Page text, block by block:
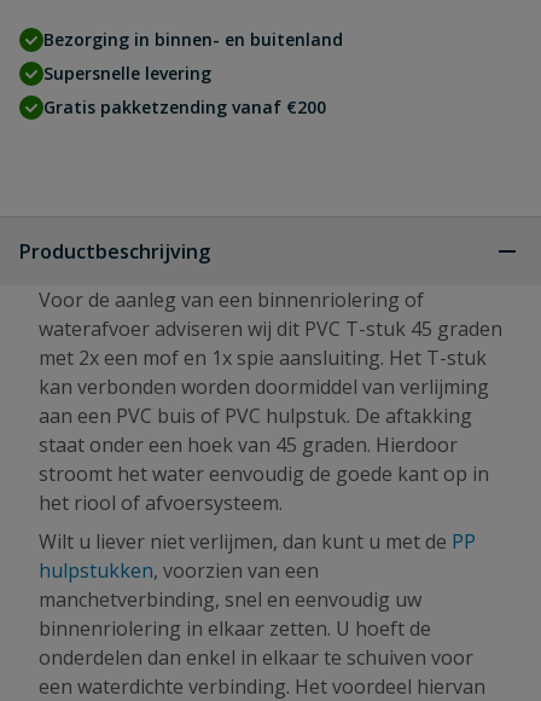
Bezorging in binnen- en buitenland
Supersnelle levering
Gratis pakketzending vanaf €200
Productbeschrijving
Voor de aanleg van een binnenriolering of
waterafvoer adviseren wij dit PVC T-stuk 45 graden
met 2x een mof en 1x spie aansluiting. Het T-stuk
kan verbonden worden doormiddel van verlijming
aan een PVC buis of PVC hulpstuk. De aftakking
staat onder een hoek van 45 graden. Hierdoor
stroomt het water eenvoudig de goede kant op in
het riool of afvoersysteem.
Wilt u liever niet verlijmen, dan kunt u met de PP
hulpstukken, voorzien van een
manchetverbinding, snel en eenvoudig uw
binnenriolering in elkaar zetten. U hoeft de
onderdelen dan enkel in elkaar te schuiven voor
een waterdichte verbinding. Het voordeel hiervan